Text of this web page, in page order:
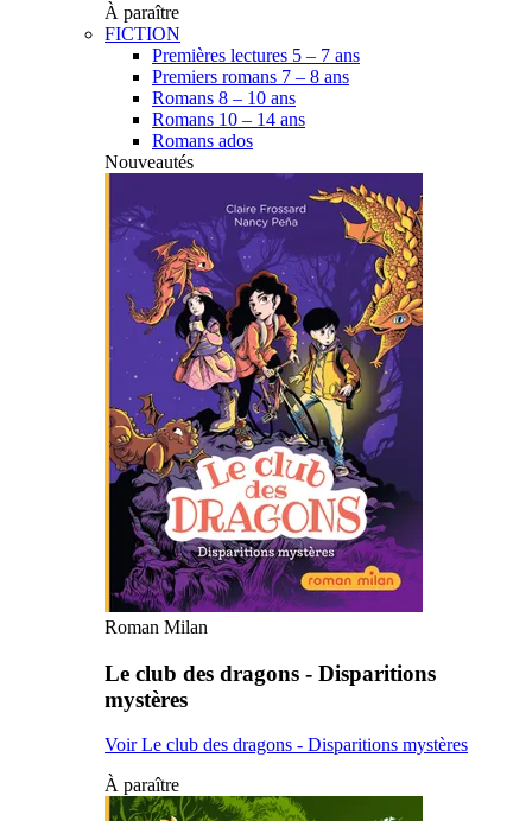
À paraître
FICTION
Premières lectures 5 – 7 ans
Premiers romans 7 – 8 ans
Romans 8 – 10 ans
Romans 10 – 14 ans
Romans ados
Nouveautés
Roman Milan
Le club des dragons - Disparitions
mystères
Voir Le club des dragons - Disparitions mystères
À paraître